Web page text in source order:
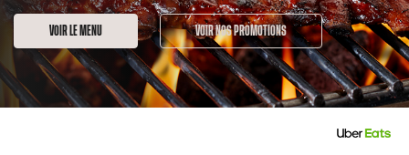
VOIR LE MENU VOIR NOS PROMOTIONS